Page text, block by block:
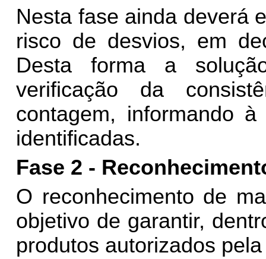
Nesta fase ainda deverá
risco de desvios, em
Desta forma a
verificação da
contagem, informando
identificadas.
Fase 2 -
O reconhecimento de
objetivo de garantir,
produtos autorizados